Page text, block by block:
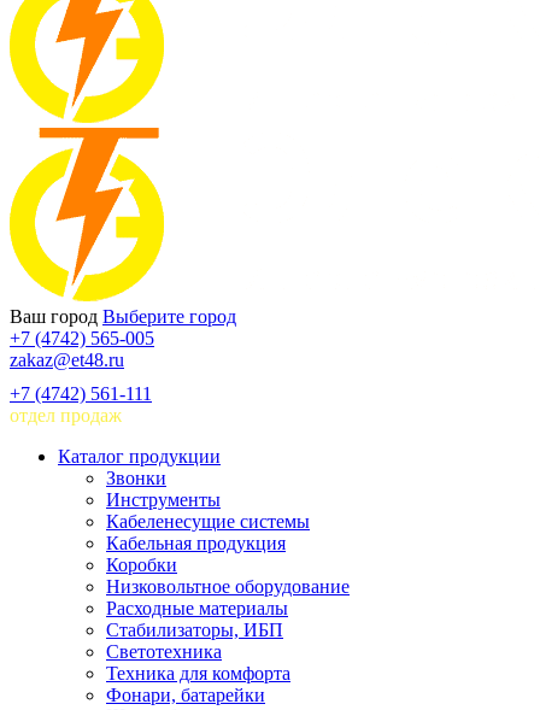
Ваш город Выберите город
+7 (4742) 565-005
zakaz@et48.ru
+7 (4742) 561-111
отдел продаж
Каталог продукции
Звонки
Инструменты
Кабеленесущие системы
Кабельная продукция
Коробки
Низковольтное оборудование
Расходные материалы
Стабилизаторы, ИБП
Светотехника
Техника для комфорта
Фонари, батарейки